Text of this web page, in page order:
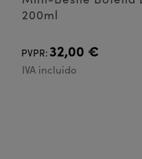
200ml
PVPR:32,00 €
IVA incluido